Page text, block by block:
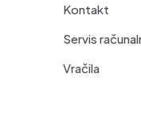
Kontakt
Servis
Vračila